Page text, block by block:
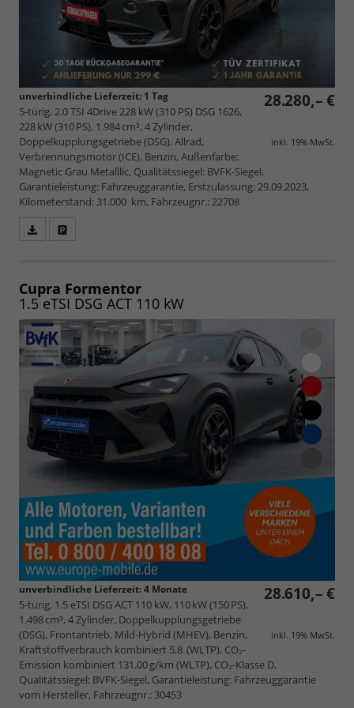
28.280,– €
inkl. 19% MwSt.
unverbindliche Lieferzeit: 1 Tag
5-türig, 2.0 TSI 4Drive 228 kW (310 PS) DSG 1626,
228 kW (310 PS), 1.984 cm³, 4 Zylinder,
Doppelkupplungsgetriebe (DSG), Allrad,
Verbrennungsmotor (ICE), Benzin, Außenfarbe:
Magnetic Grau Metalllic, Qualitätssiegel: BVFK-Siegel,
Garantieleistung: Fahrzeuggarantie, Erstzulassung: 29.09.2023,
Kilometerstand: 31.000 km, Fahrzeugnr.: 22708
speichern/drucken
Cupra Formentor
1.5 eTSI DSG ACT 110 kW
28.610,– €
inkl. 19% MwSt.
unverbindliche Lieferzeit:4 Monate
5-türig, 1.5 eTSI DSG ACT 110 kW, 110 kW (150 PS),
1.498 cm³, 4 Zylinder, Doppelkupplungsgetriebe
(DSG), Frontantrieb, Mild-Hybrid (MHEV), Benzin,
Kraftstoffverbrauch kombiniert 5,8 (WLTP), CO₂-
Emission kombiniert 131.00 g/km (WLTP), CO₂-Klasse D,
Qualitätssiegel: BVFK-Siegel, Garantieleistung: Fahrzeuggarantie
vom Hersteller, Fahrzeugnr.: 30453